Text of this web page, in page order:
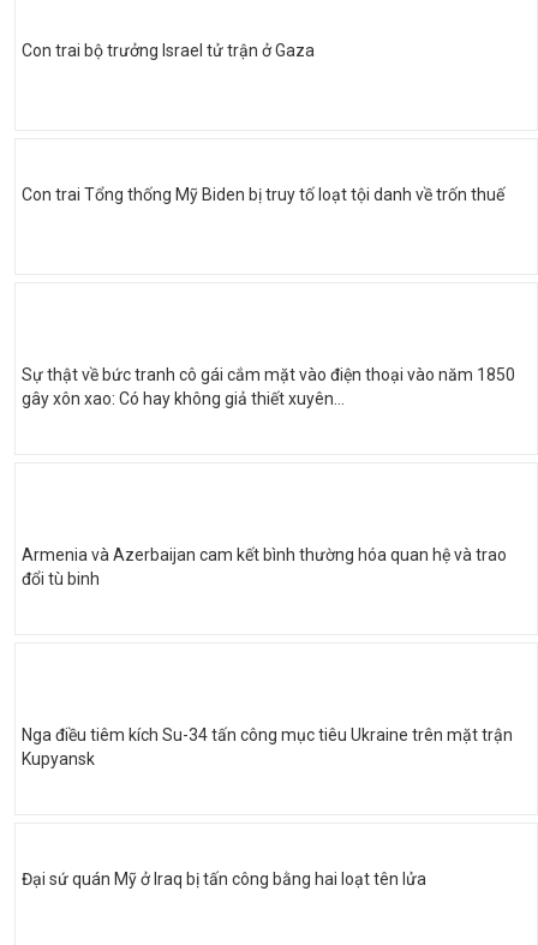
Con trai bộ trưởng Israel tử trận ở Gaza
Con trai Tổng thống Mỹ Biden bị truy tố loạt tội danh về trốn thuế
Sự thật về bức tranh cô gái cắm mặt vào điện thoại vào năm 1850
gây xôn xao: Có hay không giả thiết xuyên...
Armenia và Azerbaijan cam kết bình thường hóa quan hệ và trao
đổi tù binh
Nga điều tiêm kích Su-34 tấn công mục tiêu Ukraine trên mặt trận
Kupyansk
Đại sứ quán Mỹ ở Iraq bị tấn công bằng hai loạt tên lửa